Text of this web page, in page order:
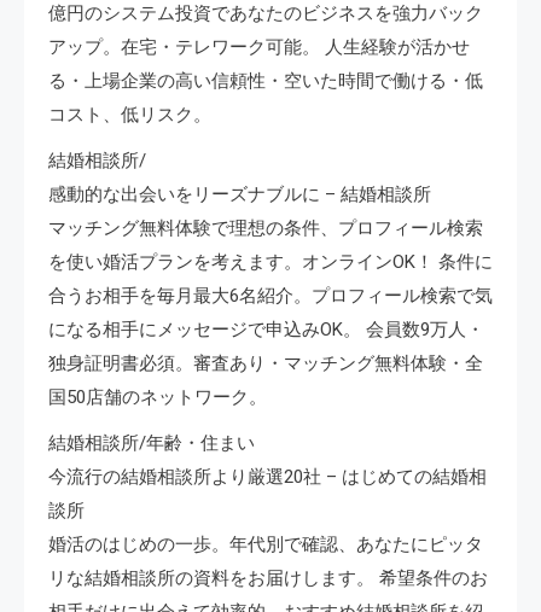
億円のシステム投資であなたのビジネスを強力バック
アップ。在宅・テレワーク可能。 人生経験が活かせ
る・上場企業の高い信頼性・空いた時間で働ける・低
コスト、低リスク。
結婚相談所/
感動的な出会いをリーズナブルに – 結婚相談所
マッチング無料体験で理想の条件、プロフィール検索
を使い婚活プランを考えます。オンラインOK！ 条件に
合うお相手を毎月最大6名紹介。プロフィール検索で気
になる相手にメッセージで申込みOK。 会員数9万人・
独身証明書必須。審査あり・マッチング無料体験・全
国50店舗のネットワーク。
結婚相談所/年齢・住まい
今流行の結婚相談所より厳選20社 – はじめての結婚相
談所
婚活のはじめの一歩。年代別で確認、あなたにピッタ
リな結婚相談所の資料をお届けします。 希望条件のお